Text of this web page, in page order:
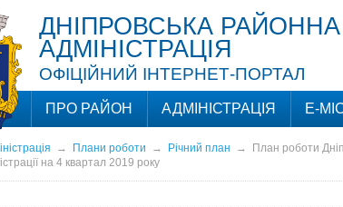
ДНІПРОВСЬКА
АДМІНІСТРАЦІЯ
ОФІЦІЙНИЙ ІНТЕРНЕТ-ПОРТАЛ
ПРО РАЙОН АДМІНІСТРАЦІЯ Е-
→ Плани роботи → Річний план →
План роботи
на 4 квартал 2019 року